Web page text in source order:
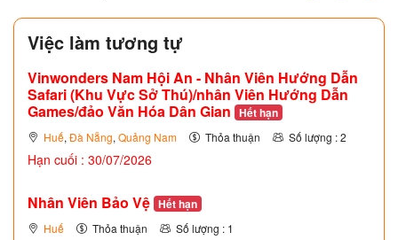
Việc làm tương tự
Vinwonders Nam Hội An - Nhân Viên Hướng Dẫn
Safari (Khu Vực Sở Thú)/nhân Viên Hướng Dẫn
Games/đảo Văn Hóa Dân Gian Hết hạn
Huế, Đà Nẵng, Quảng Nam Thỏa thuận Số lượng : 2
Hạn cuối : 30/07/2026
Nhân Viên Bảo Vệ Hết hạn
Huế Thỏa thuận Số lượng : 1